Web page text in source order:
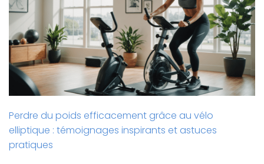
Perdre du poids efficacement grâce au vélo
elliptique : témoignages inspirants et astuces
pratiques